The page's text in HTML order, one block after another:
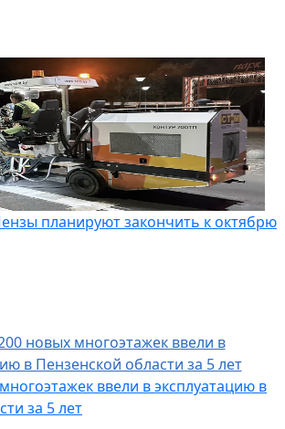
планируют закончить к октябрю
ввели в эксплуатацию в
за 5 лет